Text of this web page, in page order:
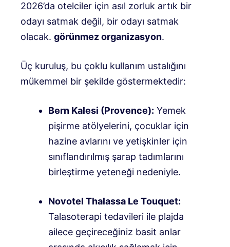
2026’da otelciler için asıl zorluk artık bir
odayı satmak değil, bir odayı satmak
olacak. görünmez organizasyon.
Üç kuruluş, bu çoklu kullanım ustalığını
mükemmel bir şekilde göstermektedir:
Bern Kalesi (Provence): Yemek
pişirme atölyelerini, çocuklar için
hazine avlarını ve yetişkinler için
sınıflandırılmış şarap tadımlarını
birleştirme yeteneği nedeniyle.
Novotel Thalassa Le Touquet:
Talasoterapi tedavileri ile plajda
ailece geçireceğiniz basit anlar